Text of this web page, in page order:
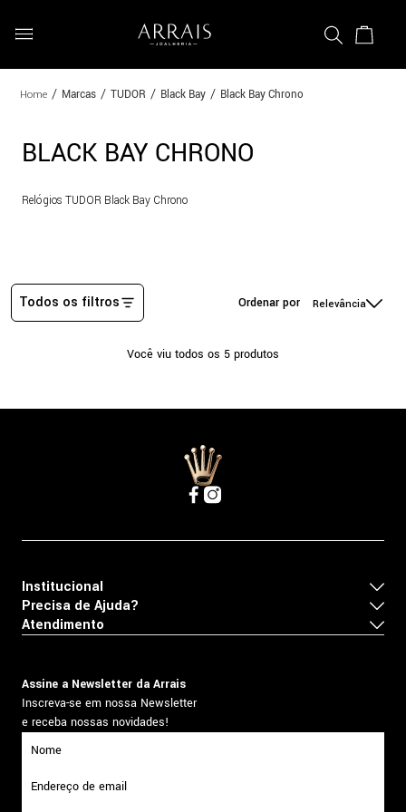
Marcas TUDOR Black Bay Black Bay Chrono
BLACK BAY CHRONO
Relógios TUDOR Black Bay Chrono
Todos os filtros Relevância
Você viu todos os 5 produtos
Institucional
Precisa de Ajuda?
Atendimento
Assine a Newsletter da Arrais
Inscreva-se em nossa Newsletter
e receba nossas novidades!